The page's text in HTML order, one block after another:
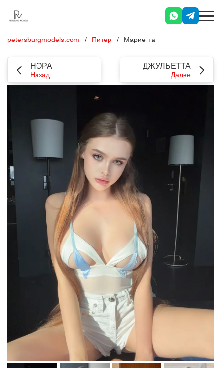
petersburgmodels.com Питер Мариетта
НОРА
Назад
ДЖУЛЬЕТТА
Далее